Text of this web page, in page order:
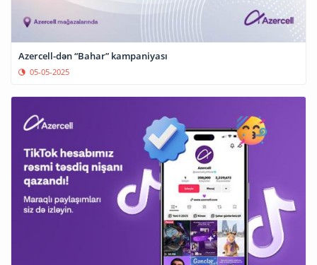
Azercell-dən “Bahar” kampaniyası
05-05-2025